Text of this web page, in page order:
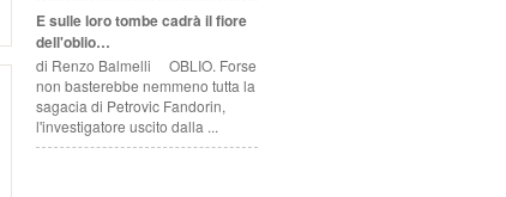
E sulle loro tombe cadrà il fiore
dell'oblio…
di Renzo Balmelli OBLIO. Forse
non basterebbe nemmeno tutta la
sagacia di Petrovic Fandorin,
l'investigatore uscito dalla ...